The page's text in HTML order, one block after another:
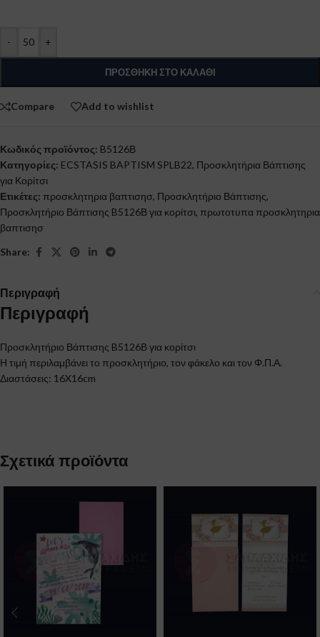
- +
ΠΡΟΣΘΉΚΗ ΣΤΟ ΚΑΛΆΘΙ
Compare Add to wishlist
Κωδικός προϊόντος: B5126Β
Κατηγορίες: ECSTASIS BAPTISM SPLB22, Προσκλητήρια Βάπτισης
για Κορίτσι
Ετικέτες: προσκλητηρια βαπτισησ, Προσκλητήριο Βάπτισης,
Προσκλητήριο Βάπτισης B5126Β για κορίτσι, πρωτοτυπα προσκλητηρια
βαπτισησ
Share:
Περιγραφή
Περιγραφή
Προσκλητήριο Βάπτισης B5126Β για κορίτσι
Η τιμή περιλαμβάνει το προσκλητήριο, τον φάκελο και τον Φ.Π.Α.
Διαστάσεις: 16X16cm
Σχετικά προϊόντα